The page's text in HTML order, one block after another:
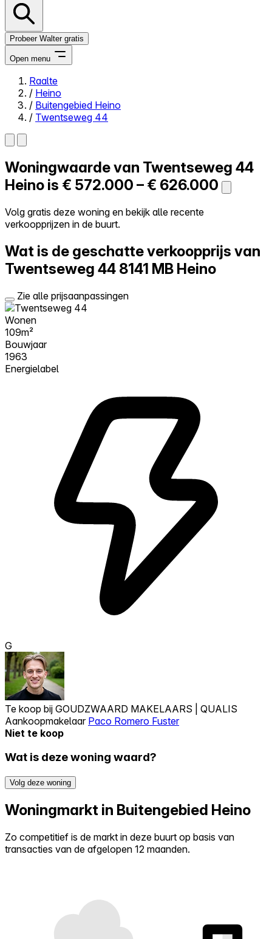
Probeer Walter gratis
Open menu
Close menu
Zelf kopen
Alles-in-één
Reviews
Log in
Raalte
/ Heino
/ Buitengebied Heino
/ Twentseweg 44
Woningwaarde van Twentseweg 44
Heino is € 572.000 – € 626.000
Volg gratis deze woning en bekijk alle recente
verkoopprijzen in de buurt.
Wat is de geschatte verkoopprijs van
Twentseweg 44 8141 MB Heino
Zie alle prijsaanpassingen
Wonen
109m²
Bouwjaar
1963
Energielabel
G
Te koop bij GOUDZWAARD MAKELAARS | QUALIS
Aankoopmakelaar Paco Romero Fuster
Niet te koop
Wat is deze woning waard?
Volg deze woning
Woningmarkt in Buitengebied Heino
Zo competitief is de markt in deze buurt op basis van
transacties van de afgelopen 12 maanden.